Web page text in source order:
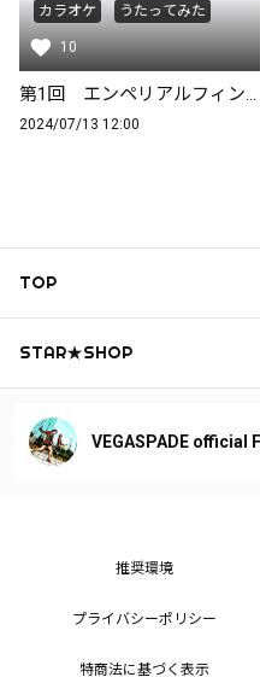
カラオケ うたってみた
10
第1回 エンペリアルフィンガー俊太の本気でB'zカラオケ『だからその手を離して』
2024/07/13 12:00
TOP
STAR★SHOP
VEGASPADE official
推奨環境
プライバシーポリシー
特商法に基づく表示